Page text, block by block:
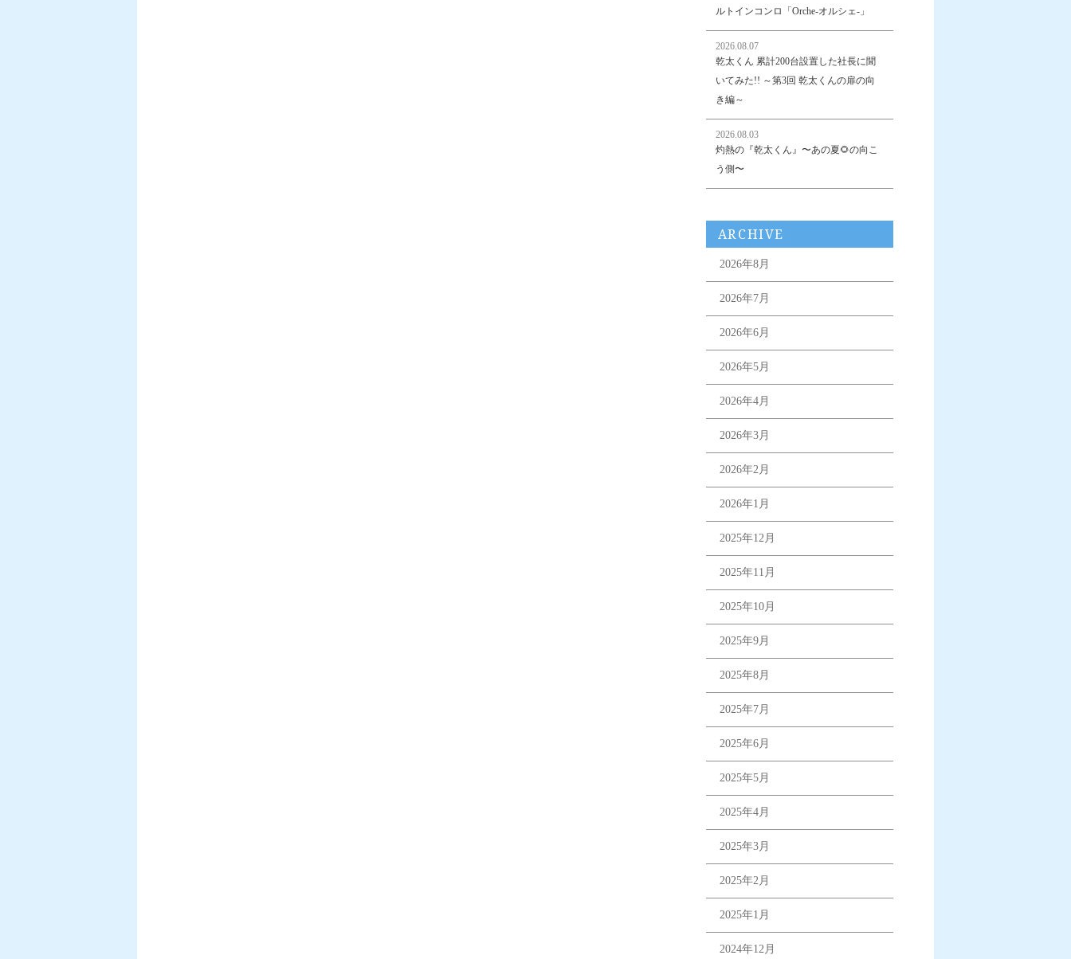
ルトインコンロ「Orche-オルシェ-」
2026.08.07
乾太くん 累計200台設置した社長に聞
いてみた!! ～第3回 乾太くんの扉の向
き編～
2026.08.03
灼熱の『乾太くん』〜あの夏🌻の向こ
う側〜
ARCHIVE
2026年8月
2026年7月
2026年6月
2026年5月
2026年4月
2026年3月
2026年2月
2026年1月
2025年12月
2025年11月
2025年10月
2025年9月
2025年8月
2025年7月
2025年6月
2025年5月
2025年4月
2025年3月
2025年2月
2025年1月
2024年12月